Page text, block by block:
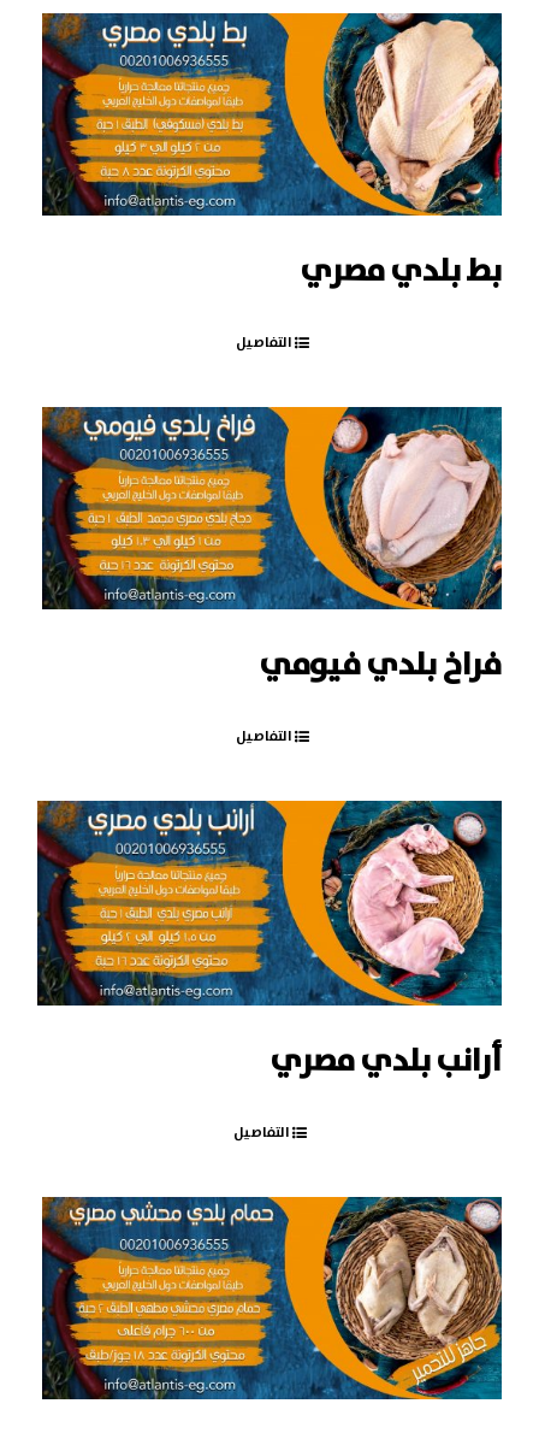
بط بلدي مصري
التفاصيل
فراخ بلدي فيومي
التفاصيل
أرانب بلدي مصري
التفاصيل